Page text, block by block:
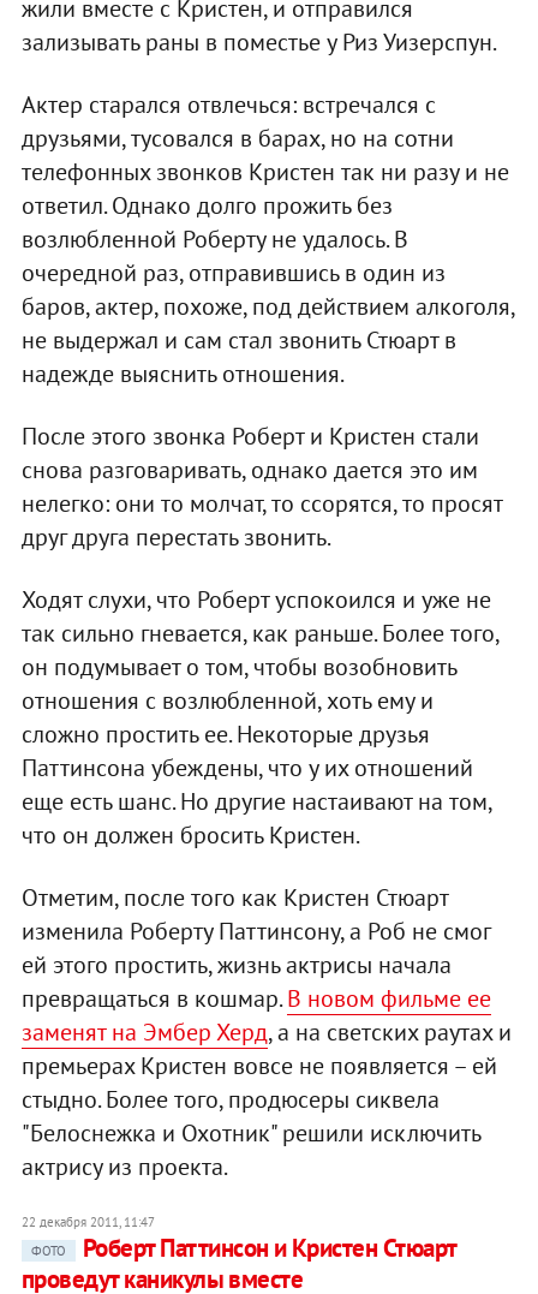
жили вместе с Кристен, и отправился
зализывать раны в поместье у Риз Уизерспун.
Актер старался отвлечься: встречался с
друзьями, тусовался в барах, но на сотни
телефонных звонков Кристен так ни разу и не
ответил. Однако долго прожить без
возлюбленной Роберту не удалось. В
очередной раз, отправившись в один из
баров, актер, похоже, под действием алкоголя,
не выдержал и сам стал звонить Стюарт в
надежде выяснить отношения.
После этого звонка Роберт и Кристен стали
снова разговаривать, однако дается это им
нелегко: они то молчат, то ссорятся, то просят
друг друга перестать звонить.
Ходят слухи, что Роберт успокоился и уже не
так сильно гневается, как раньше. Более того,
он подумывает о том, чтобы возобновить
отношения с возлюбленной, хоть ему и
сложно простить ее. Некоторые друзья
Паттинсона убеждены, что у их отношений
еще есть шанс. Но другие настаивают на том,
что он должен бросить Кристен.
Отметим, после того как Кристен Стюарт
изменила Роберту Паттинсону, а Роб не смог
ей этого простить, жизнь актрисы начала
превращаться в кошмар.В новом фильме ее
заменят на Эмбер Херд, а на светских раутах и
премьерах Кристен вовсе не появляется – ей
стыдно. Более того, продюсеры сиквела
"Белоснежка и Охотник" решили исключить
актрису из проекта.
22 декабря 2011, 11:47
ФОТО
Роберт Паттинсон и Кристен Стюарт
проведут каникулы вместе